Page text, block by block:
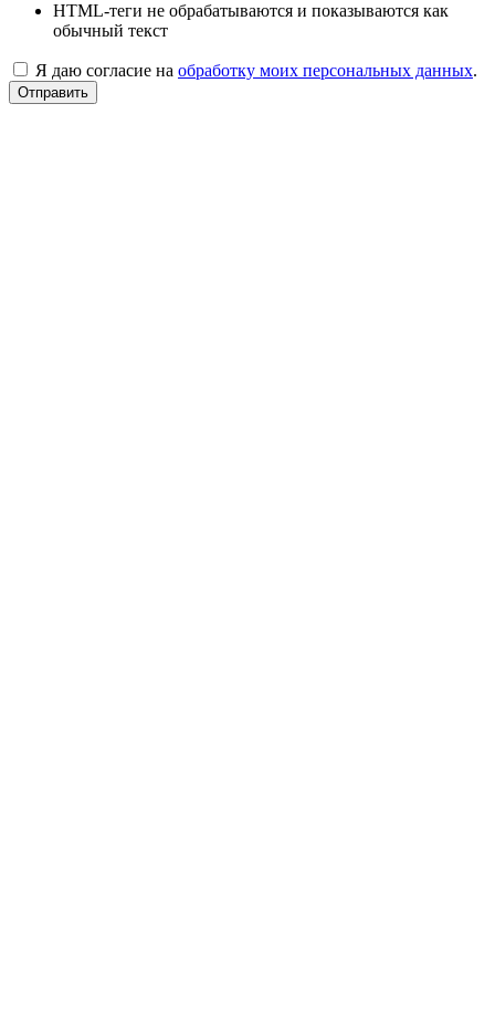
HTML-теги не обрабатываются и показываются как
обычный текст
Я даю согласие на обработку моих персональных данных.
Отправить